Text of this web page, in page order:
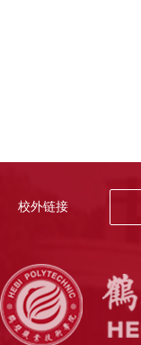
校外链接